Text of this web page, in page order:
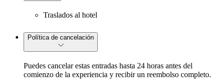
Traslados al hotel
Política de cancelación
Puedes cancelar estas entradas hasta 24 horas antes del
comienzo de la experiencia y recibir un reembolso completo.